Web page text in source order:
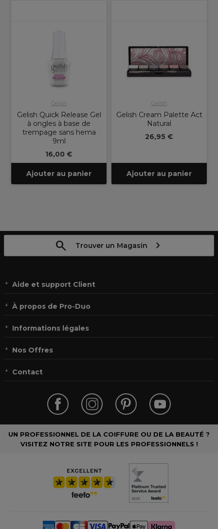
Gelish
Gelish Quick Release Gel
à ongles à base de
trempage sans hema
9ml
16,00 €
Ajouter au panier
Gelish
Gelish Cream Palette Act
Natural
26,95 €
Ajouter au panier
Trouver un Magasin
Aide et support Client
À propos de Pro-Duo
Informations légales
Nos Offres
Contact
UN PROFESSIONNEL DE LA COIFFURE OU DE LA BEAUTÉ ?
VISITEZ NOTRE SITE POUR LES PROFESSIONNELS !